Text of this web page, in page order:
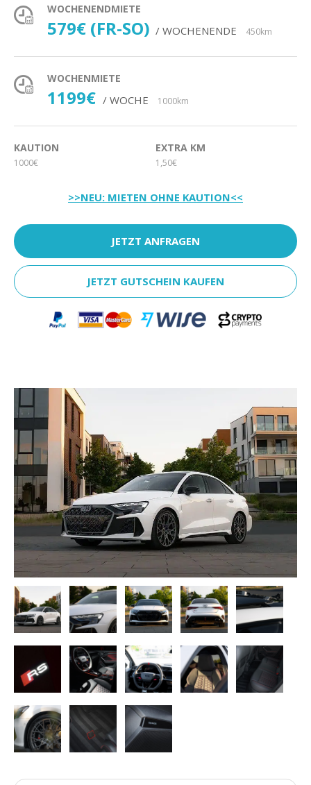
WOCHENENDMIETE
579€ (FR-SO) / WOCHENENDE 450km
WOCHENMIETE
1199€ / WOCHE 1000km
KAUTION
1000€
EXTRA KM
1,50€
>>NEU: MIETEN OHNE KAUTION<<
JETZT ANFRAGEN
JETZT GUTSCHEIN KAUFEN